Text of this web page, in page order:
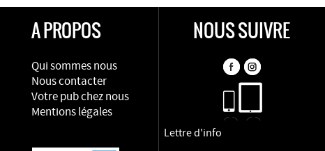
A PROPOS
Qui sommes nous
Nous contacter
Votre pub chez nous
Mentions légales
NOUS SUIVRE
Lettre d'info